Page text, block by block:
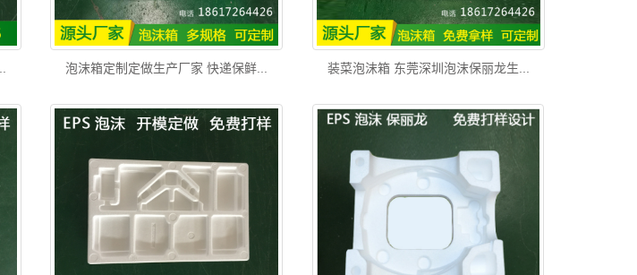
泡沫箱定制定做生产厂家 快递保鲜... 装菜泡沫箱 东莞深圳泡沫保丽龙生...